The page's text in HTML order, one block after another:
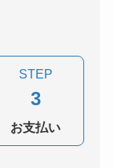
STEP
3
お支払い